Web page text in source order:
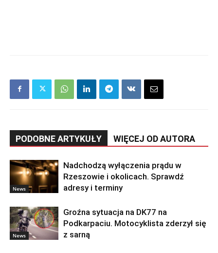
PODOBNE ARTYKUŁY WIĘCEJ OD AUTORA
News
Nadchodzą wyłączenia prądu w
Rzeszowie i okolicach. Sprawdź
adresy i terminy
News
Groźna sytuacja na DK77 na
Podkarpaciu. Motocyklista zderzył się
z sarną